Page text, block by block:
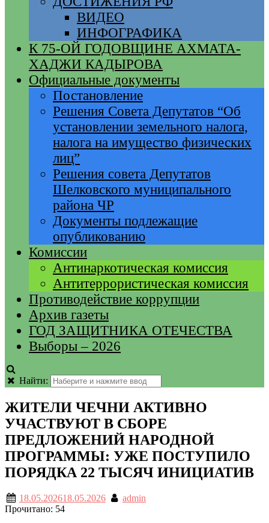
ВИДЕО
ИНФОГРАФИКА
К 75-ОЙ ГОДОВЩИНЕ АХМАТА-
ХАДЖИ КАДЫРОВА
Официальные документы
Постановление
Решения Совета Депутатов “Об
установлении земельного налога,
налога на имущество физических
лиц”
Решения совета Депутатов
Шелковского муниципального
района ЧР
Документы подлежащие
опубликованию
Комиссии
Антинаркотическая комиссия
Антитеррористическая комиссия
Противодействие коррупции
Архив газеты
ГОД ЗАЩИТНИКА ОТЕЧЕСТВА
Выборы – 2026
Найти:
ЖИТЕЛИ ЧЕЧНИ АКТИВНО
УЧАСТВУЮТ В СБОРЕ
ПРЕДЛОЖЕНИЙ НАРОДНОЙ
ПРОГРАММЫ: УЖЕ ПОСТУПИЛО
ПОРЯДКА 22 ТЫСЯЧ ИНИЦИАТИВ
18.05.202618.05.2026
admin
Прочитано: 54